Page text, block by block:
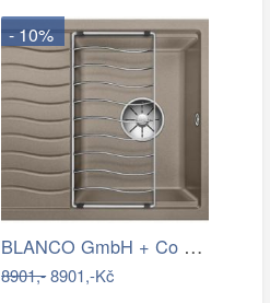
- 10%
BLANCO GmbH + Co KG Granitový dřez…
8901,-8901,-Kč